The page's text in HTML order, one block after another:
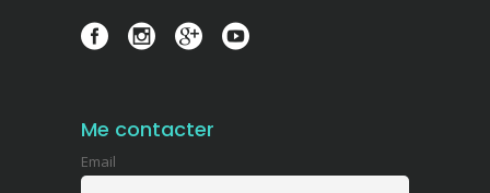
Me contacter
Email